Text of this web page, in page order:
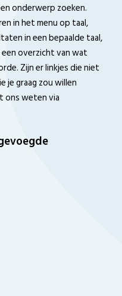
onderwerp zoeken.
in het menu op taal,
in een bepaalde taal,
overzicht van wat
Zijn er linkjes die niet
je graag zou willen
ons weten via